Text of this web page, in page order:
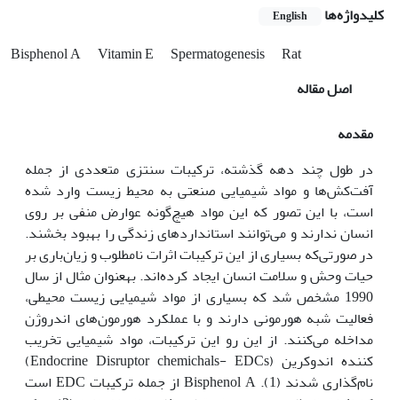
کلیدواژه‌ها English
Bisphenol A Vitamin E Spermatogenesis
Rat
اصل مقاله
مقدمه
در طول چند دهه گذشته، ترکیبات سنتزی متعددی از جمله
آفت‌کش‌ها و مواد شیمیایی صنعتی به محیط زیست وارد شده
است، با این تصور که این مواد هیچ‌گونه عوارض منفی بر روی
انسان ندارند و می‌توانند استانداردهای زندگی را بهبود بخشند.
در صورتی‌که بسیاری از این ترکیبات اثرات نامطلوب و زیان‌باری بر
حیات وحش و سلامت انسان ایجاد کرده‌اند. به‏عنوان مثال از سال
1990 مشخص شد که بسیاری از مواد شیمیایی زیست محیطی،
فعالیت شبه هورمونی دارند و با عملکرد هورمون‌های اندروژن
مداخله می‌کنند. از این رو این ترکیبات، مواد شیمیایی تخریب
کننده اندوکرین (Endocrine Disruptor chemichals- EDCs)
نام‌گذاری شدند (1). Bisphenol A از جمله ترکیبات EDC است